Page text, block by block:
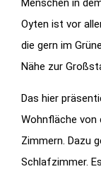
Menschen in
Oyten ist vor
die gern im
Nähe zur
Das hier
Wohnfläche von
Zimmern. Dazu
Schlafzimmer.